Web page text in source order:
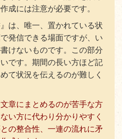
成には注意が必要です。
は、 唯一、置かれている状
発信できる場面ですが、い
けないものです。この部分
です。期間の長い方ほど記
て状況を伝えるのが難しく
章にまとめるのが苦手な方
い方に代わり分かりやすく
の整合性、一連の流れに矛